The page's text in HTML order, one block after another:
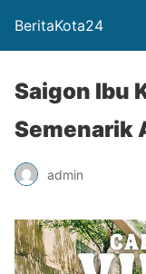
BeritaKota24
Saigon Ibu
Semenarik
admin